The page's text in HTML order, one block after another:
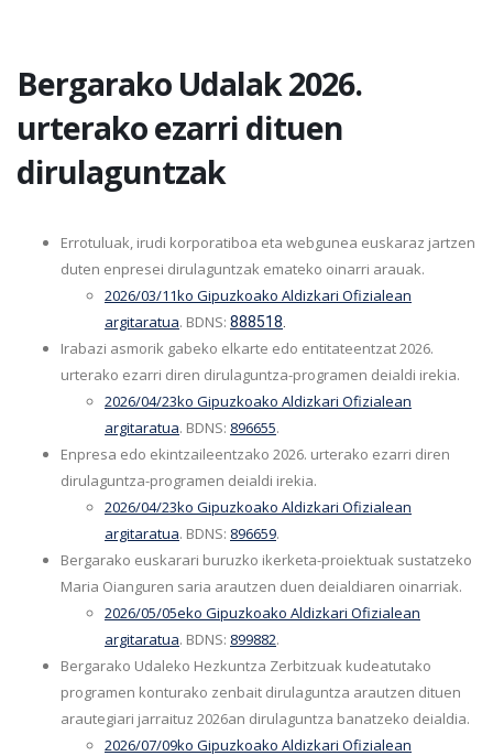
Bergarako Udalak 2026.
urterako ezarri dituen
dirulaguntzak
Errotuluak, irudi korporatiboa eta webgunea euskaraz jartzen
duten enpresei dirulaguntzak emateko oinarri arauak.
2026/03/11ko Gipuzkoako Aldizkari Ofizialean
argitaratua. BDNS: 888518
Irabazi asmorik gabeko elkarte edo entitateentzat 2026.
urterako ezarri diren dirulaguntza-programen deialdi irekia.
2026/04/23ko Gipuzkoako Aldizkari Ofizialean
argitaratua. BDNS: 896655.
Enpresa edo ekintzaileentzako 2026. urterako ezarri diren
dirulaguntza-programen deialdi irekia.
2026/04/23ko Gipuzkoako Aldizkari Ofizialean
argitaratua. BDNS: 896659.
Bergarako euskarari buruzko ikerketa-proiektuak sustatzeko
Maria Oianguren saria arautzen duen deialdiaren oinarriak.
2026/05/05eko Gipuzkoako Aldizkari Ofizialean
argitaratua. BDNS: 899882.
Bergarako Udaleko Hezkuntza Zerbitzuak kudeatutako
programen konturako zenbait dirulaguntza arautzen dituen
arautegiari jarraituz 2026an dirulaguntza banatzeko deialdia.
2026/07/09ko Gipuzkoako Aldizkari Ofizialean